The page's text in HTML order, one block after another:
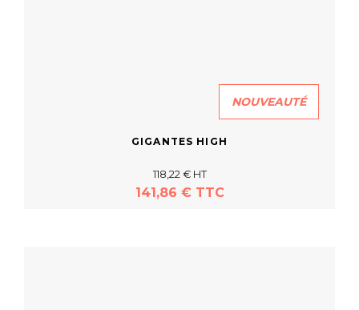
NOUVEAUTÉ
GIGANTES HIGH
118,22 € HT
141,86 € TTC